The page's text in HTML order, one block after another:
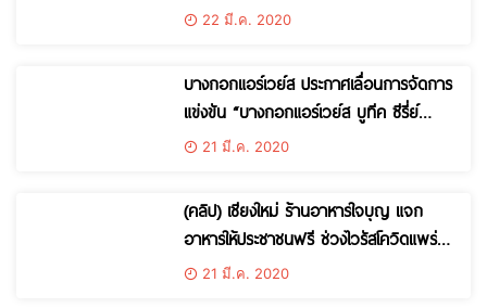
สินค้า ฝ่าฝืนจำคุก 1 ปีปรับ 1 แสน
22 มี.ค. 2020
บางกอกแอร์เวย์ส ประกาศเลื่อนการจัดการ
แข่งขัน “บางกอกแอร์เวย์ส บูทีค ซีรี่ย์
2020”21 มี.ค. 2020
(คลิป) เชียงใหม่ ร้านอาหารใจบุญ แจก
อาหารให้ประชาชนฟรี ช่วงไวรัสโควิดแพร่
ระบาดและเศรษฐกิจตกต่ำ
21 มี.ค. 2020